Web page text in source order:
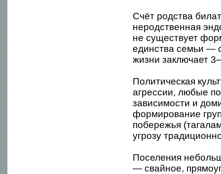
Счёт родства
неродственная
не существует
единства семьи —
жизни заключает
Политическая
агрессии, любые
зависимости и
формирование
побережья
угрозу
Поселения
— свайное,